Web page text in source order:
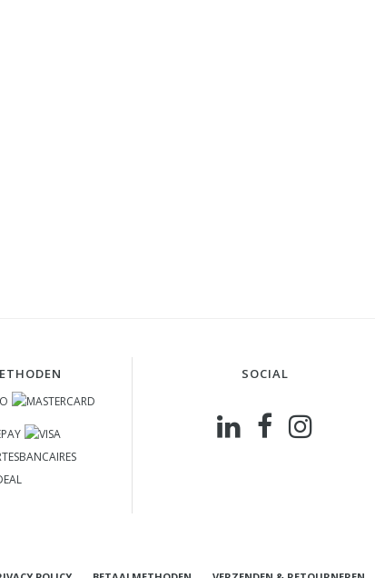
SOCIAL